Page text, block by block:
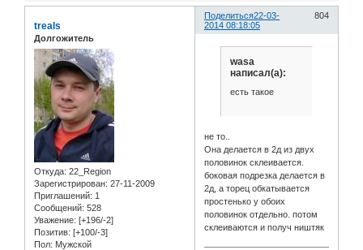
Поделиться 804
22-03-
2014 08:18:05
treals
Долгожитель
Откуда: 22_Region
Зарегистрирован: 27-11-2009
Приглашений: 1
Сообщений: 528
Уважение: [+196/-2]
Позитив: [+100/-3]
Пол: Мужской
wasa
написал(а):
есть такое
не то..
Она делается в 2д из двух
половинок склеивается.
боковая подрезка делается в
2д, а торец обкатывается
простенько у обоих
половинок отдельно. потом
склеиваются и получ ништяк